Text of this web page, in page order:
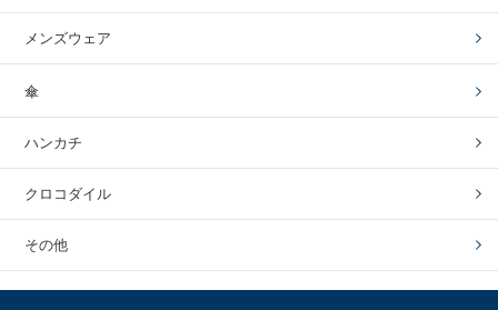
メンズウェア
傘
ハンカチ
クロコダイル
その他